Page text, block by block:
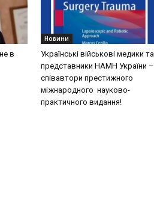
в
Новини
Українські військові медики та
представники НАМН України –
співавтори престижного
міжнародного науково-
практичного видання!